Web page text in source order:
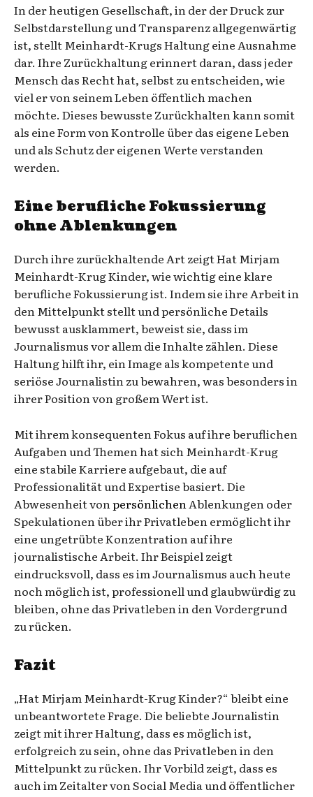
In der heutigen Gesellschaft, in der der Druck zur
Selbstdarstellung und Transparenz allgegenwärtig
ist, stellt Meinhardt-Krugs Haltung eine Ausnahme
dar. Ihre Zurückhaltung erinnert daran, dass jeder
Mensch das Recht hat, selbst zu entscheiden, wie
viel er von seinem Leben öffentlich machen
möchte. Dieses bewusste Zurückhalten kann somit
als eine Form von Kontrolle über das eigene Leben
und als Schutz der eigenen Werte verstanden
werden.
Eine berufliche Fokussierung
ohne Ablenkungen
Durch ihre zurückhaltende Art zeigt Hat Mirjam
Meinhardt-Krug Kinder, wie wichtig eine klare
berufliche Fokussierung ist. Indem sie ihre Arbeit in
den Mittelpunkt stellt und persönliche Details
bewusst ausklammert, beweist sie, dass im
Journalismus vor allem die Inhalte zählen. Diese
Haltung hilft ihr, ein Image als kompetente und
seriöse Journalistin zu bewahren, was besonders in
ihrer Position von großem Wert ist.
Mit ihrem konsequenten Fokus auf ihre beruflichen
Aufgaben und Themen hat sich Meinhardt-Krug
eine stabile Karriere aufgebaut, die auf
Professionalität und Expertise basiert. Die
Abwesenheit vonpersönlichenAblenkungen oder
Spekulationen über ihr Privatleben ermöglicht ihr
eine ungetrübte Konzentration auf ihre
journalistische Arbeit. Ihr Beispiel zeigt
eindrucksvoll, dass es im Journalismus auch heute
noch möglich ist, professionell und glaubwürdig zu
bleiben, ohne das Privatleben in den Vordergrund
zu rücken.
Fazit
„Hat Mirjam Meinhardt-Krug Kinder?“ bleibt eine
unbeantwortete Frage. Die beliebte Journalistin
zeigt mit ihrer Haltung, dass es möglich ist,
erfolgreich zu sein, ohne das Privatleben in den
Mittelpunkt zu rücken. Ihr Vorbild zeigt, dass es
auch im Zeitalter von Social Media und öffentlicher